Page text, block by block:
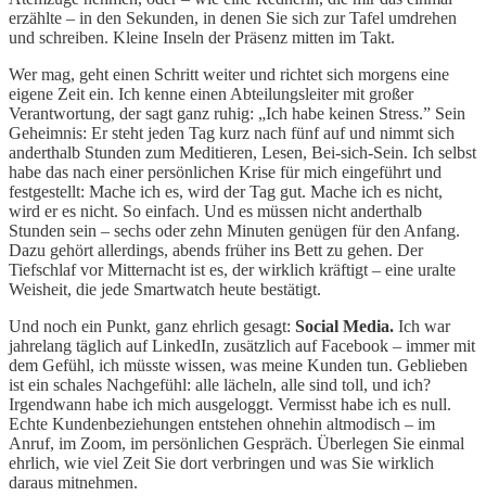
erzählte – in den Sekunden, in denen Sie sich zur Tafel umdrehen
und schreiben. Kleine Inseln der Präsenz mitten im Takt.
Wer mag, geht einen Schritt weiter und richtet sich morgens eine
eigene Zeit ein. Ich kenne einen Abteilungsleiter mit großer
Verantwortung, der sagt ganz ruhig: „Ich habe keinen Stress.” Sein
Geheimnis: Er steht jeden Tag kurz nach fünf auf und nimmt sich
anderthalb Stunden zum Meditieren, Lesen, Bei-sich-Sein. Ich selbst
habe das nach einer persönlichen Krise für mich eingeführt und
festgestellt: Mache ich es, wird der Tag gut. Mache ich es nicht,
wird er es nicht. So einfach. Und es müssen nicht anderthalb
Stunden sein – sechs oder zehn Minuten genügen für den Anfang.
Dazu gehört allerdings, abends früher ins Bett zu gehen. Der
Tiefschlaf vor Mitternacht ist es, der wirklich kräftigt – eine uralte
Weisheit, die jede Smartwatch heute bestätigt.
Und noch ein Punkt, ganz ehrlich gesagt: Social Media. Ich war
jahrelang täglich auf LinkedIn, zusätzlich auf Facebook – immer mit
dem Gefühl, ich müsste wissen, was meine Kunden tun. Geblieben
ist ein schales Nachgefühl: alle lächeln, alle sind toll, und ich?
Irgendwann habe ich mich ausgeloggt. Vermisst habe ich es null.
Echte Kundenbeziehungen entstehen ohnehin altmodisch – im
Anruf, im Zoom, im persönlichen Gespräch. Überlegen Sie einmal
ehrlich, wie viel Zeit Sie dort verbringen und was Sie wirklich
daraus mitnehmen.